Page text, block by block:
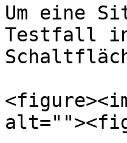
Um eine
Testfall